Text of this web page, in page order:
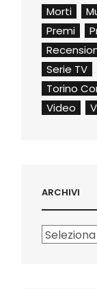
Morti
Premi
Serie TV
Torino
Video
ARCHIVI
Archivi